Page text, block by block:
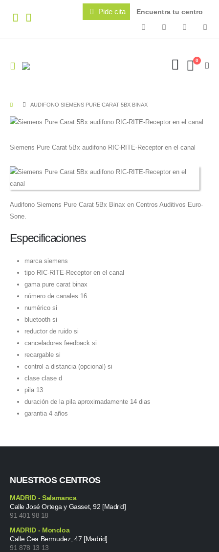
Pide cita Encuentra tu centro
0
AUDIFONO SIEMENS PURE CARAT 5BX BINAX
Siemens Pure Carat 5Bx audifono RIC-RITE-Receptor en el canal
Audifono Siemens Pure Carat 5Bx Binax en Centros Auditivos Euro-
Sone.
Especificaciones
marca siemens
tipo RIC-RITE-Receptor en el canal
gama pure carat binax
número de canales 16
numérico si
bluetooth si
reductor de ruido si
canceladores feedback si
recargable si
control a distancia (opcional) si
clase clase d
pila 13
duración de la pila aproximadamente 14 dias
garantia 4 años
NUESTROS CENTROS
MADRID - Salamanca
Calle José Ortega y Gasset, 92 [Madrid]
91 401 98 18
MADRID - Moncloa
Calle Cea Bermudez, 47 [Madrid]
91 878 13 13